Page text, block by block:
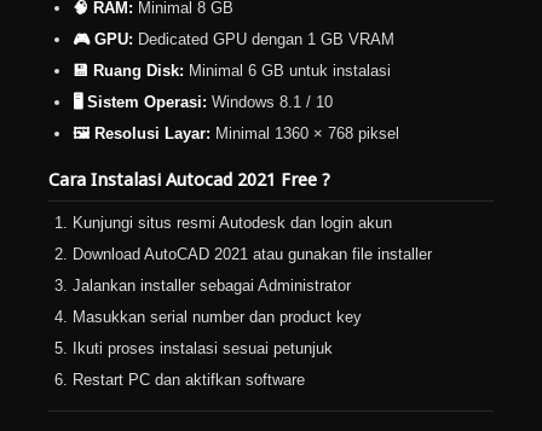
🧠 RAM: Minimal 8 GB
🎮 GPU: Dedicated GPU dengan 1 GB VRAM
💾 Ruang Disk: Minimal 6 GB untuk instalasi
🖥️ Sistem Operasi: Windows 8.1 / 10
🖼️ Resolusi Layar: Minimal 1360 × 768 piksel
Cara Instalasi Autocad 2021 Free ?
Kunjungi situs resmi Autodesk dan login akun
Download AutoCAD 2021 atau gunakan file installer
Jalankan installer sebagai Administrator
Masukkan serial number dan product key
Ikuti proses instalasi sesuai petunjuk
Restart PC dan aktifkan software